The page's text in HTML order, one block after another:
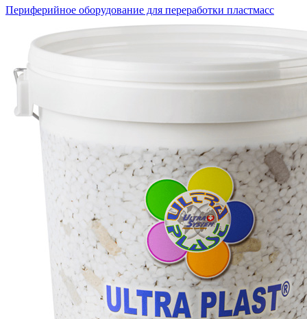
Периферийное оборудование для переработки пластмасс